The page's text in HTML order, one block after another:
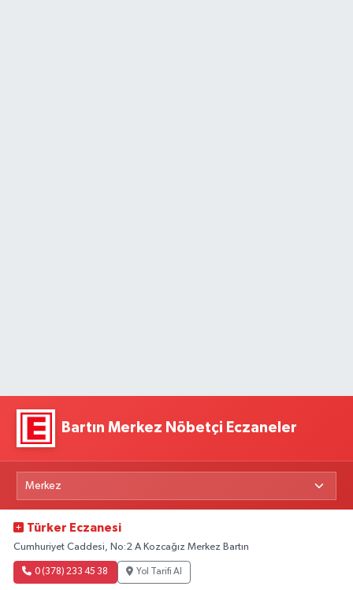
Bartın Merkez Nöbetçi Eczaneler
Türker Eczanesi
Cumhuriyet Caddesi, No:2 A Kozcağız Merkez Bartın
0 (378) 233 45 38 Yol Tarifi Al